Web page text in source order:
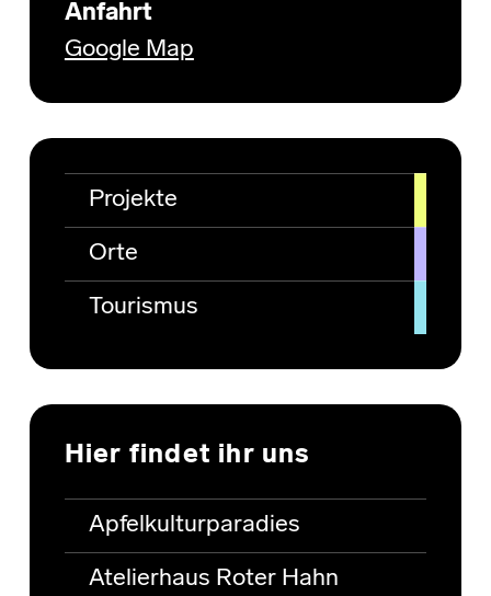
Anfahrt
Google Map
Projekte
Orte
Tourismus
Hier findet ihr uns
Apfelkulturparadies
Atelierhaus Roter Hahn